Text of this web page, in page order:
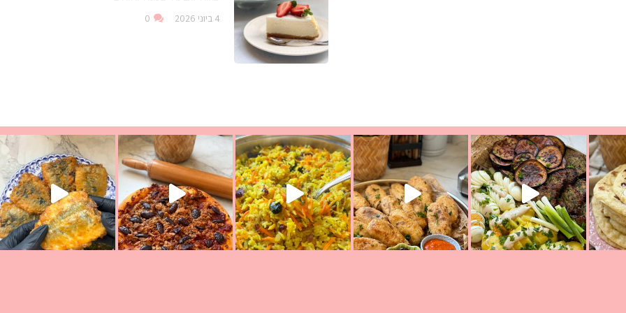
4 ביוני 2026 0
בפ
הימים, חשבתי מה לחדש לכם ונראה
אורז יצירתי לתשעת הימים ולכבוד שבת קודשלמתכון
פיצה של תשעת הימים ולמה היא נקראת ככה? ההסבר בסרטומז׳ווז׳ין או בתרגום לעברית, מחותניםמתכון ראש